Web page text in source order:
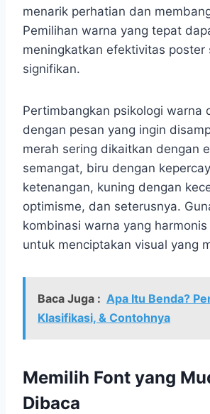
menarik perhatian dan
Pemilihan warna yang tepat
meningkatkan efektivitas poster
signifikan.
Pertimbangkan psikologi warna
dengan pesan yang ingin
merah sering dikaitkan dengan
semangat, biru dengan
ketenangan, kuning dengan
optimisme, dan seterusnya.
kombinasi warna yang
untuk menciptakan visual yang
Baca Juga : Apa Itu Benda?
Klasifikasi, & Contohnya
Memilih Font yang
Dibaca